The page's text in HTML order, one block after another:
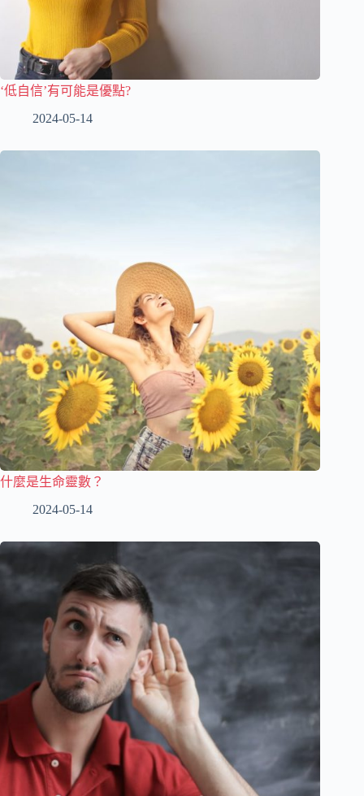
‘低自信’有可能是優點?
2024-05-14
什麼是生命靈數？
2024-05-14